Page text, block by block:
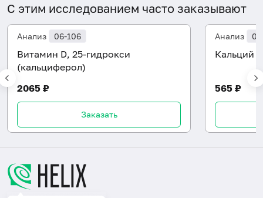
С этим исследованием часто заказывают
Анализ 06-106
Витамин D, 25-гидрокси
(кальциферол)
2065 ₽
Заказать
Анализ
Кальций
565 ₽